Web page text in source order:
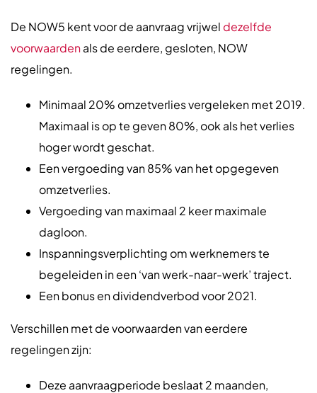
De NOW5 kent voor de aanvraag vrijwel dezelfde
voorwaardenals de eerdere, gesloten, NOW
regelingen.
Minimaal 20% omzetverlies vergeleken met 2019.
Maximaal is op te geven 80%, ook als het verlies
hoger wordt geschat.
Een vergoeding van 85% van het opgegeven
omzetverlies.
Vergoeding van maximaal 2 keer maximale
dagloon.
Inspanningsverplichting om werknemers te
begeleiden in een ‘van werk-naar-werk’ traject.
Een bonus en dividendverbod voor 2021.
Verschillen met de voorwaarden van eerdere
regelingen zijn:
Deze aanvraagperiode beslaat 2 maanden,